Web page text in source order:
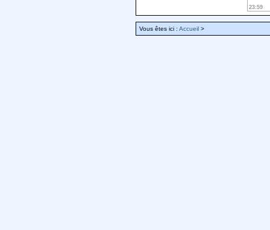
23:59
Vous êtes ici : Accueil >